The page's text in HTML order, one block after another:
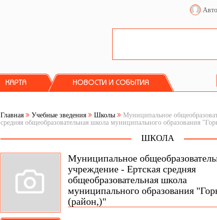
КАРТА НОВОСТИ И СОБЫТИЯ
Главная Учебные зведения Школы
Муниципальное
средняя общеобразовательная школа муниципального образования
ШКОЛА
Муниципальное
учреждение - Еpтская средняя
общеобразовательная школа
муниципального образования
(район,)"